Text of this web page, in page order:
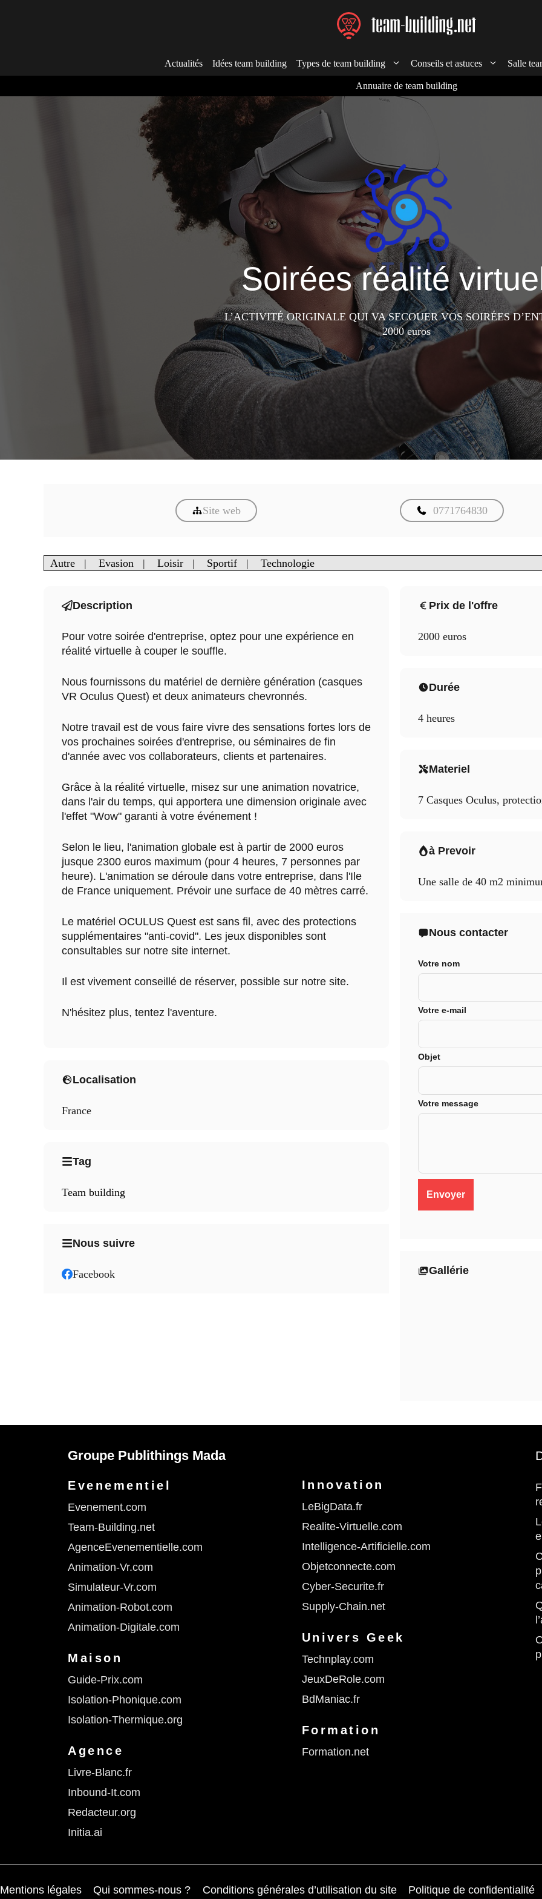
Actualités Idées team building Types de team building Conseils et astuces Salle
Annuaire de team building
Soirées réalité
L’ACTIVITÉ ORIGINALE QUI VA SECOUER VOS SOIRÉES
2000 euros
Site web 0771764830
Autre | Evasion | Loisir | Sportif | Technologie
Description
Pour votre soirée d'entreprise, optez pour une expérience en
réalité virtuelle à couper le souffle.
Nous fournissons du matériel de dernière génération (casques
VR Oculus Quest) et deux animateurs chevronnés.
Notre travail est de vous faire vivre des sensations fortes lors de
vos prochaines soirées d'entreprise, ou séminaires de fin
d'année avec vos collaborateurs, clients et partenaires.
Grâce à la réalité virtuelle, misez sur une animation novatrice,
dans l'air du temps, qui apportera une dimension originale avec
l'effet "Wow" garanti à votre événement !
Selon le lieu, l'animation globale est à partir de 2000 euros
jusque 2300 euros maximum (pour 4 heures, 7 personnes par
heure). L'animation se déroule dans votre entreprise, dans l'Ile
de France uniquement. Prévoir une surface de 40 mètres carré.
Le matériel OCULUS Quest est sans fil, avec des protections
supplémentaires "anti-covid". Les jeux disponibles sont
consultables sur notre site internet.
Il est vivement conseillé de réserver, possible sur notre site.
N'hésitez plus, tentez l'aventure.
Localisation
France
Tag
Team building
Nous suivre
Facebook
Prix de l'offre
2000 euros
Durée
4 heures
Materiel
7 Casques Oculus,
à Prevoir
Une salle de 40 m2
Nous contacter
Votre nom
Votre e-mail
Objet
Votre message
Gallérie
Groupe Publithings Mada
Evenementiel
Evenement.com
Team-Building.net
AgenceEvenementielle.com
Animation-Vr.com
Simulateur-Vr.com
Animation-Robot.com
Animation-Digitale.com
Maison
Guide-Prix.com
Isolation-Phonique.com
Isolation-Thermique.org
Agence
Livre-Blanc.fr
Inbound-It.com
Redacteur.org
Initia.ai
Innovation
LeBigData.fr
Realite-Virtuelle.com
Intelligence-Artificielle.com
Objetconnecte.com
Cyber-Securite.fr
Supply-Chain.net
Univers Geek
Technplay.com
JeuxDeRole.com
BdManiac.fr
Formation
Formation.net
Mentions légales Qui sommes-nous ? Conditions générales d’utilisation du site Politique de confidentialité